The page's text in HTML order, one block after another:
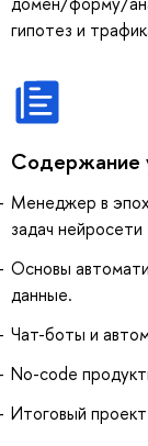
гипотез и
Содержание
Менеджер в
задач нейросети
Основы
данные.
Чат-боты и
No-code
Итоговый проект